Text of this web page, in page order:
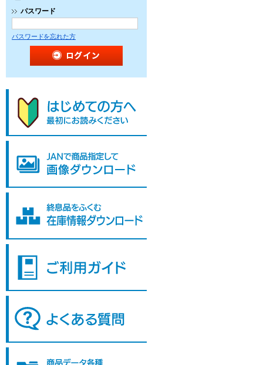
パスワード
パスワードを忘れた方